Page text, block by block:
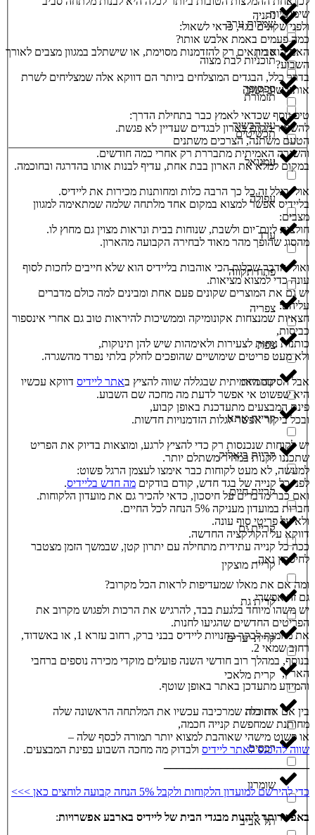
שמלות ערב
תוכניות לבת מצוה
תזמורת
תכשיטים
נתניה
סביון
ספסופה
עין הבשור
עמנואל
עפולה
ערד
פתח תקווה
צפריה
צפת
קוממיות
קריית אתא
קריית ביאליק
קריית חיים
קריית ים
קריית מוצקין
קרית גת
קרית יערים
קרית מלאכי
רחובות
רכסים
שומרון
תל אביב
שימושיות.
ולפני שקונים בגד, כדאי לשאול:
כמה פעמים באמת אלבש אותו?
האם הוא מתאים רק להזדמנות מסוימת, או שישתלב במגוון מצבים לאורך
השבוע?
בדרך כלל, הבגדים המוצלחים ביותר הם דווקא אלה שמצליחים לשרת
אותנו שוב ושוב.
טיפ נוסף שכדאי לאמץ כבר בתחילת הדרך:
להשאיר מקום בארון לבגדים שעדיין לא פגשת.
הטעם משתנה, הצרכים משתנים
והשגרה האמיתית מתבררת רק אחרי כמה חודשים.
במקום למלא את הארון בבת אחת, עדיף לבנות אותו בהדרגה ובחוכמה.
אולי בגלל זה כל כך הרבה כלות ומחותנות מכירות את ליידיס.
בליידיס אפשר למצוא במקום אחד מלתחה שלמה שמתאימה למגוון
מצבים:
חולצות ליום־יום ולשבת, שנוחות בבית ונראות מצוין גם מחוץ לו.
מהסוג שהופך מהר מאוד לבחירה הקבועה מהארון.
ואולי הדבר שכלות הכי אוהבות בליידיס הוא שלא חייבים לחכות לסוף
עונה כדי למצוא מציאות.
יש גם את המוצרים שקונים פעם אחת ומבינים למה כולם מדברים
עליהם:
חצאיות שמנצחות אקונומיקה וממשיכות להיראות טוב גם אחרי אינספור
כביסות,
כותנות נוחות לצעירות ולאימהות שיש להן תינוקות,
ולא מעט פריטים שימושיים שהופכים לחלק בלתי נפרד מהשגרה.
אבל הסיבה האמיתית שבגללה שווה להציץ באתר ליידיסדווקא עכשיו
היא שפשוט אי אפשר לדעת מה מחכה שם השבוע.
פינת המבצעים מתעדכנת באופן קבוע,
ובכל ביקור אפשר לגלות הזדמנויות חדשות.
יש לקוחות שנכנסות רק כדי להציץ לרגע, ומוצאות בדיוק את הפריט
שתכננו לקנות במחיר משתלם יותר.
למעשה, לא מעט לקוחות כבר אימצו לעצמן הרגל פשוט:
לפני כל קנייה של בגד חדש, קודם בודקים מה חדש בליידיס.
ואם כבר מדברים על חיסכון, כדאי להכיר גם את מועדון הלקוחות.
חברות במועדון מעניקה 5% הנחה לכל החיים.
ולא על פריטי סוף עונה.
דווקא על הקולקציה החדשה.
ככה כל קנייה עתידית מתחילה עם יתרון קטן, שבמשך הזמן מצטבר
לחיסכון נאה.
ומה אם את מאלו שמעדיפות לראות הכל מקרוב?
גם זה אפשרי.
יש משהו מיוחד בלגעת בבד, להרגיש את הרכות ולפגוש מקרוב את
הפריטים החדשים שהגיעו לחנות.
את מוזמנת לבקר בחנויות ליידיס בבני ברק, רחוב עזרא 1, או באשדוד,
רחוב שמאי 2.
בנוסף, במהלך רוב חודשי השנה פועלים מוקדי מכירה נוספים ברחבי
הארץ,
והמידע מתעדכן באתר באופן שוטף.
בין אם את כלה שמרכיבה עכשיו את המלתחה הראשונה שלה
מחותנת שמחפשת קנייה חכמה,
או פשוט מישהי שאוהבת למצוא יותר תמורה לכסף שלה –
שווה להיכנס לאתר ליידיסולבדוק מה מחכה השבוע בפינת המבצעים.
_______________________
כדי להירשם למועדון הלקוחות ולקבל 5% הנחה קבועה לוחצים כאן >>>
באפשרותך ליהנות מבגדי הבית של ליידיס בארבע אפשרויות: